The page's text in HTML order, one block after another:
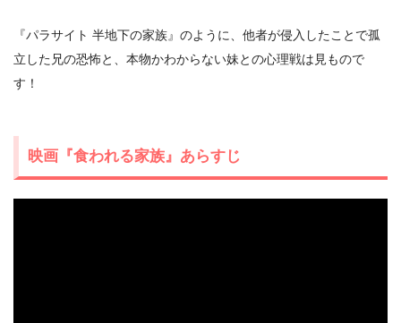
今すぐ無料でU-NEXTで見る
『パラサイト 半地下の家族』のように、他者が侵入したことで孤
立した兄の恐怖と、本物かわからない妹との心理戦は見もので
す！
映画『食われる家族』あらすじ